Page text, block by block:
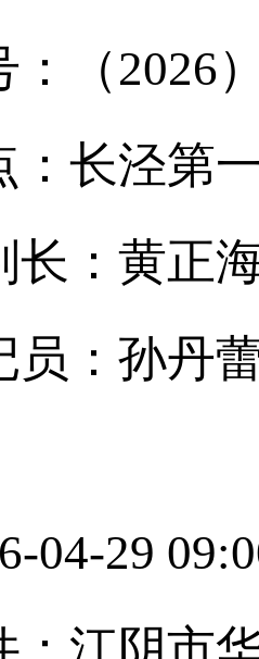
：（2026
：长泾第
长：黄正
员：孙丹
04-29